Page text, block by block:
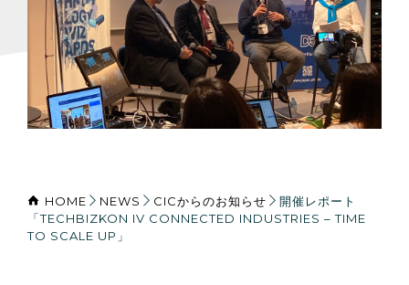
HOME NEWS CICからのお知らせ
開催レポート
「TECHBIZKON IV CONNECTED INDUSTRIES – TIME
TO SCALE UP」